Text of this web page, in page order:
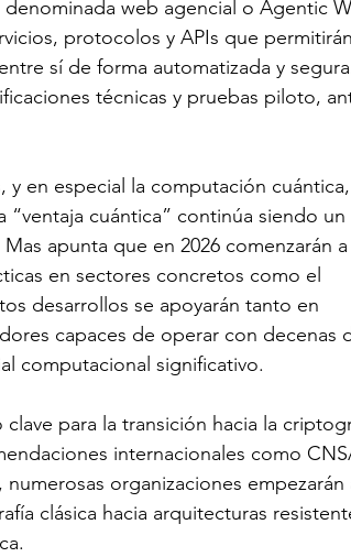
web agencial o Agentic
protocolos y APIs que
sí de forma automatizada y
técnicas y pruebas piloto,
y en especial la computación cuántica,
cuántica” continúa siendo un
apunta que en 2026 comenzarán a
en sectores concretos como el
desarrollos se apoyarán tanto en
capaces de operar con decenas
computacional significativo.
para la transición hacia la
internacionales como
organizaciones empezarán
clásica hacia arquitecturas